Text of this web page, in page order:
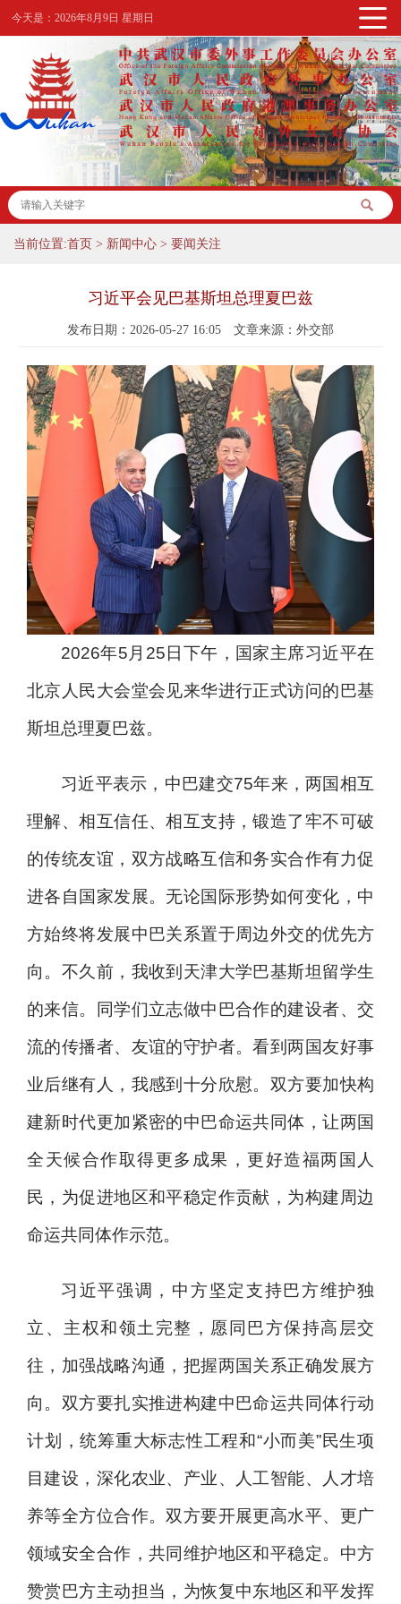
今天是：2026年8月9日 星期日
当前位置:首页 > 新闻中心 > 要闻关注
习近平会见巴基斯坦总理夏巴兹
发布日期：2026-05-27 16:05 文章来源：外交部
2026年5月25日下午，国家主席习近平在
北京人民大会堂会见来华进行正式访问的巴基
斯坦总理夏巴兹。
习近平表示，中巴建交75年来，两国相互
理解、相互信任、相互支持，锻造了牢不可破
的传统友谊，双方战略互信和务实合作有力促
进各自国家发展。无论国际形势如何变化，中
方始终将发展中巴关系置于周边外交的优先方
向。不久前，我收到天津大学巴基斯坦留学生
的来信。同学们立志做中巴合作的建设者、交
流的传播者、友谊的守护者。看到两国友好事
业后继有人，我感到十分欣慰。双方要加快构
建新时代更加紧密的中巴命运共同体，让两国
全天候合作取得更多成果，更好造福两国人
民，为促进地区和平稳定作贡献，为构建周边
命运共同体作示范。
习近平强调，中方坚定支持巴方维护独
立、主权和领土完整，愿同巴方保持高层交
往，加强战略沟通，把握两国关系正确发展方
向。双方要扎实推进构建中巴命运共同体行动
计划，统筹重大标志性工程和“小而美”民生项
目建设，深化农业、产业、人工智能、人才培
养等全方位合作。双方要开展更高水平、更广
领域安全合作，共同维护地区和平稳定。中方
赞赏巴方主动担当，为恢复中东地区和平发挥